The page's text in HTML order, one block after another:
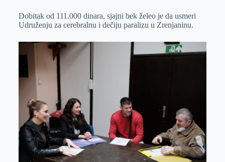
Dobitak od 111.000 dinara, sjajni bek želeo je da usmeri
Udruženju za cerebralnu i dečiju paralizu u Zrenjaninu.